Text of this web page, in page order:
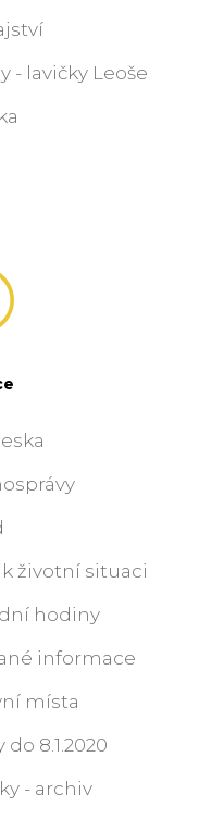
- lavičky Leoše
životní situaci
hodiny
informace
místa
8.1.2020
- archiv